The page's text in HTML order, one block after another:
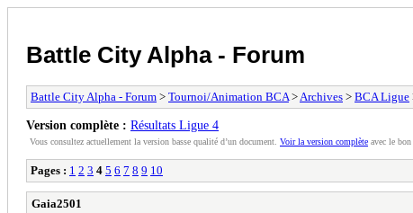
Battle City Alpha - Forum
Battle City Alpha - Forum > Tournoi/Animation BCA > Archives > BCA Ligue
Version complète : Résultats Ligue 4
Vous consultez actuellement la version basse qualité d’un document. Voir la version complète avec le bon
Pages : 1 2 3 4 5 6 7 8 9 10
Gaia2501